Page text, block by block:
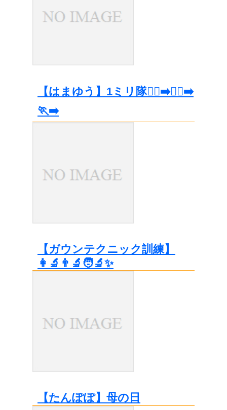
【はまゆう】1ミリ隊🏃‍♀️‍➡️🏃‍♂️‍➡️
🏃‍➡️
【ガウンテクニック訓練】
👩‍🔬👨‍🔬🧑‍🔬✨
【たんぽぽ】母の日